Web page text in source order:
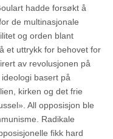
hadde forsøkt å
de multinasjonale
og orden blant
et uttrykk for behovet for
av revolusjonen på
basert på
kirken og det frie
All opposisjon ble
Radikale
fikk hard